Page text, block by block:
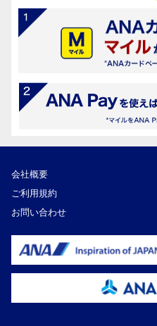
会社概要
ご利用規約
お問い合わせ